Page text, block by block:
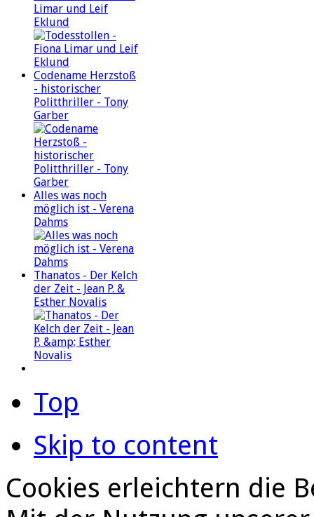
Limar und Leif
Eklund
Codename Herzstoß
- historischer
Politthriller - Tony
Garber
Alles was noch
möglich ist - Verena
Dahms
Thanatos - Der Kelch
der Zeit - Jean P. &
Esther Novalis
Top
Skip to content
Cookies erleichtern die